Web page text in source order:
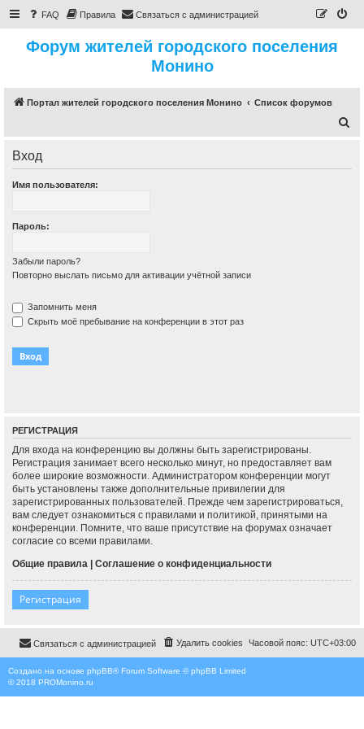
FAQ Правила Связаться с администрацией
Форум жителей городского поселения
Монино
Портал жителей городского поселения Монино
Список форумов
Вход
Имя пользователя:
Пароль:
Забыли пароль?
Повторно выслать письмо для активации учётной записи
Запомнить меня
Скрыть моё пребывание на конференции в этот раз
РЕГИСТРАЦИЯ
Для входа на конференцию вы должны быть зарегистрированы.
Регистрация занимает всего несколько минут, но предоставляет вам
более широкие возможности. Администратором конференции могут
быть установлены также дополнительные привилегии для
зарегистрированных пользователей. Прежде чем зарегистрироваться,
вам следует ознакомиться с правилами и политикой, принятыми на
конференции. Помните, что ваше присутствие на форумах означает
согласие со всеми правилами.
Общие правила | Соглашение о конфиденциальности
Регистрация
Часовой пояс: UTC+03:00
Удалить cookies
Связаться с администрацией
Создано на основе phpBB® Forum Software © phpBB Limited
© 2018 PROMonino.ru